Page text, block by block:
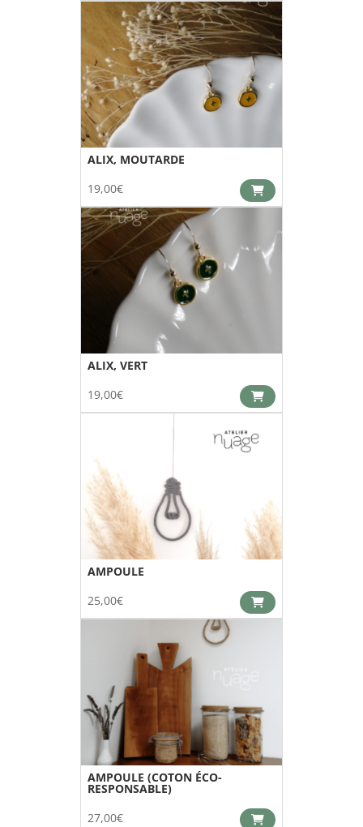
ALIX, MOUTARDE
19,00€
ALIX, VERT
19,00€
AMPOULE
25,00€
AMPOULE (COTON ÉCO-
RESPONSABLE)
27,00€